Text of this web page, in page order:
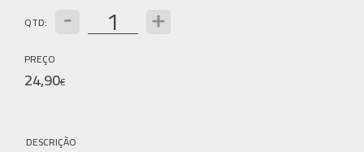
QTD:
PREÇO
24,90€
DESCRIÇÃO